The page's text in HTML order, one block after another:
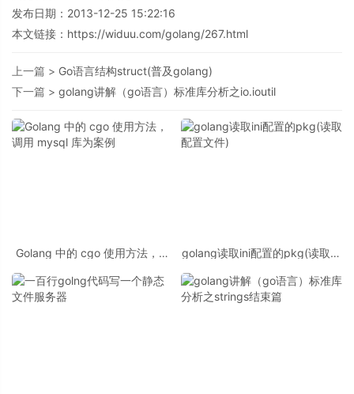
发布日期：2013-12-25 15:22:16
本文链接： https://widuu.com/golang/267.html
上一篇 > Go语言结构struct(普及golang)
下一篇 > golang讲解（go语言）标准库分析之io.ioutil
Golang 中的 cgo 使用方法，调
golang读取ini配置的pkg(读取配